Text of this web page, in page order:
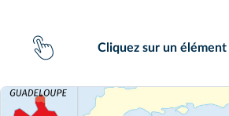
Cliquez sur un élément